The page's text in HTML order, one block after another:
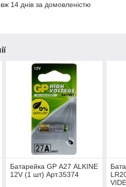
14 днів за домовленістю
Батарейка GP А27 ALKINE
12V (1 шт) Арт.35374